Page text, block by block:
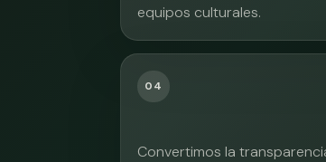
equipos culturales.
04
Convertimos la